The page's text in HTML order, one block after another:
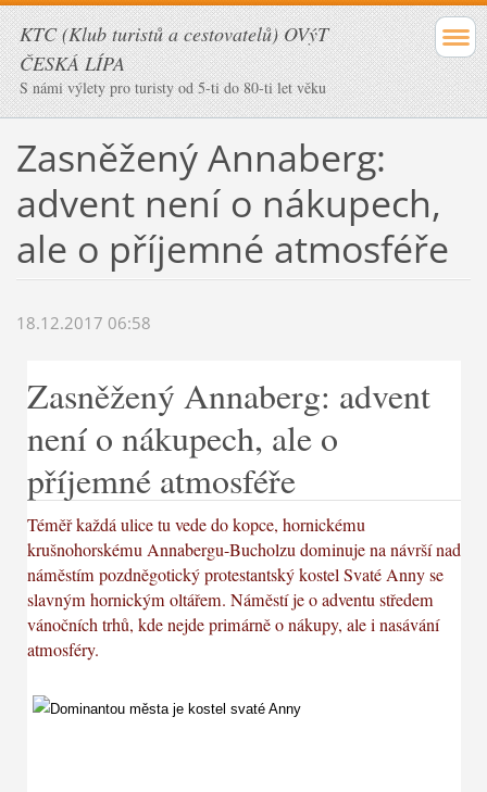
KTC (Klub turistů a cestovatelů) OVýT
ČESKÁ LÍPA
S námi výlety pro turisty od 5-ti do 80-ti let věku
Zasněžený Annaberg:
advent není o nákupech,
ale o příjemné atmosféře
18.12.2017 06:58
Zasněžený Annaberg: advent
není o nákupech, ale o
příjemné atmosféře
Téměř každá ulice tu vede do kopce, hornickému
krušnohorskému Annabergu-Bucholzu dominuje na návrší nad
náměstím pozdněgotický protestantský kostel Svaté Anny se
slavným hornickým oltářem. Náměstí je o adventu středem
vánočních trhů, kde nejde primárně o nákupy, ale i nasávání
atmosféry.